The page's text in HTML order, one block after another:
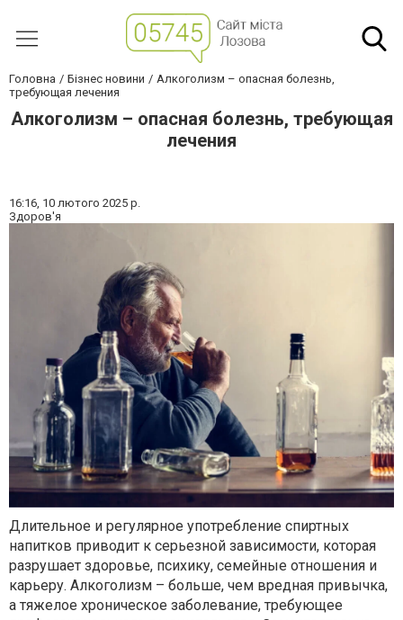
Головна Бізнес новини
Алкоголизм – опасная болезнь,
требующая лечения
Алкоголизм – опасная болезнь, требующая
лечения
16:16, 10 лютого 2025 р.
Здоров'я
Длительное и регулярное употребление спиртных
напитков приводит к серьезной зависимости, которая
разрушает здоровье, психику, семейные отношения и
карьеру. Алкоголизм – больше, чем вредная привычка,
а тяжелое хроническое заболевание, требующее